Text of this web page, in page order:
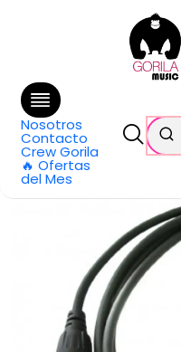
Nosotros
Contacto
Crew Gorila
🔥 Ofertas
del Mes
GRATIS
en Santiago y
Categorías
Cable XLR-M a Plug TRS